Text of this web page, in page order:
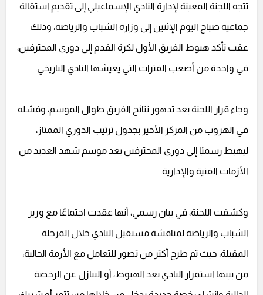
تتجه اللجنة المعينة لإدارة النادي الإسماعيلي إلى تقديم استقالة
جماعية صباح اليوم الإثنين إلى وزارة الشباب والرياضة، وذلك
عقب تأكد هبوط الفريق الأول لكرة القدم إلى دوري المحترفين،
في واحدة من أصعب الفترات التي يعيشها النادي التاريخي.
وجاء قرار اللجنة بعد تدهور نتائج الفريق طوال الموسم، وفشله
في الهروب من المركز الأخير بجدول ترتيب الدوري الممتاز،
ليهبط رسميًا إلى دوري المحترفين بعد موسم شهد العديد من
الأزمات الفنية والإدارية.
وكشفت اللجنة، في بيان رسمي، أنها عقدت اجتماعًا مع وزير
الشباب والرياضة لمناقشة مستقبل النادي خلال المرحلة
المقبلة، حيث تم طرح أكثر من تصور للتعامل مع الأزمة الحالية،
من بينها استمرار النادي بعد الهبوط، أو التنازل عن الرخصة